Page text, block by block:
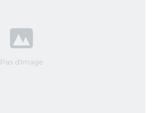
Pas d'image